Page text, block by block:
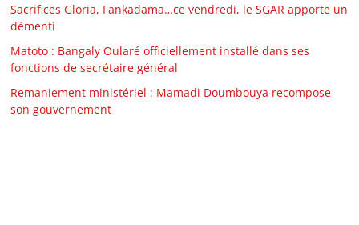
Sacrifices Gloria, Fankadama…ce vendredi, le SGAR apporte un
démenti
Matoto : Bangaly Oularé officiellement installé dans ses
fonctions de secrétaire général
Remaniement ministériel : Mamadi Doumbouya recompose
son gouvernement